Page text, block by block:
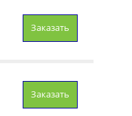
Заказать
Заказать